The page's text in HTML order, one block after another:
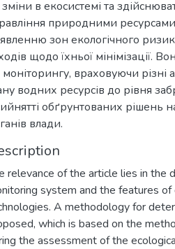
в екосистемі та
природними
зон екологічного
щодо їхньої мінімізації.
враховуючи різні
водних ресурсів до рівня
обґрунтованих рішень
влади.
relevance of the article lies in the
system and the features
A methodology for
which is based on the
the assessment of the